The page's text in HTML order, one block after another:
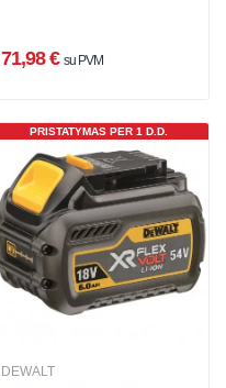
71,98 € su PVM
PRISTATYMAS PER 1 D.D.
DEWALT